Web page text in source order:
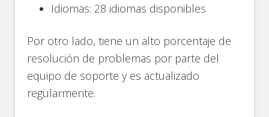
Idiomas: 28 idiomas disponibles
Por otro lado, tiene un alto porcentaje de
resolución de problemas por parte del
equipo de soporte y es actualizado
regularmente.